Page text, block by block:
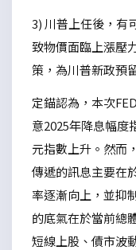
3) 川普上任後，有
致物價面臨上漲壓
策，為川普新政預
定錨認為，本次
意2025年降息幅度
元指數上升。然而
傳遞的訊息主要在
率逐漸向上，並抑
的底氣在於當前總
短線上股、債市波